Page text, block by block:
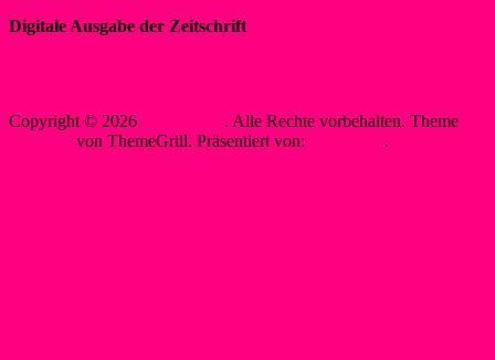
Digitale Ausgabe der Zeitschrift
Copyright © 2026
. Alle Rechte vorbehalten. Theme
von ThemeGrill. Präsentiert von: .